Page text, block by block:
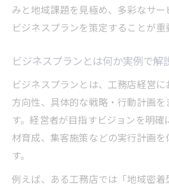
信頼性を高める工務店ビジネ
工務店経営で信頼を築くビ
透明性を重視した工務店経
顧客視点で見直す工務店
経営目標を明確にするプ
工務店経営の信頼向上に
みと地域課題を見極め、多彩なサ
ビジネスプランを策定することが重
ビジネスプランとは何か実例で解
ビジネスプランとは、工務店経営
方向性、具体的な戦略・行動計画
す。経営者が目指すビジョンを明確
材育成、集客施策などの実行計画を
す。
例えば、ある工務店では「地域密